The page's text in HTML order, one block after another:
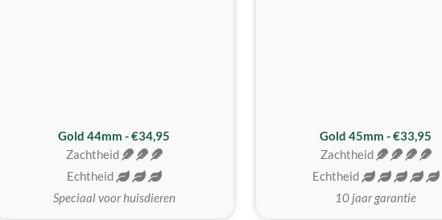
Gold 44mm - €34,95
Zachtheid
Echtheid
Speciaal voor huisdieren
Gold 45mm - €33,95
Zachtheid
Echtheid
10 jaar garantie